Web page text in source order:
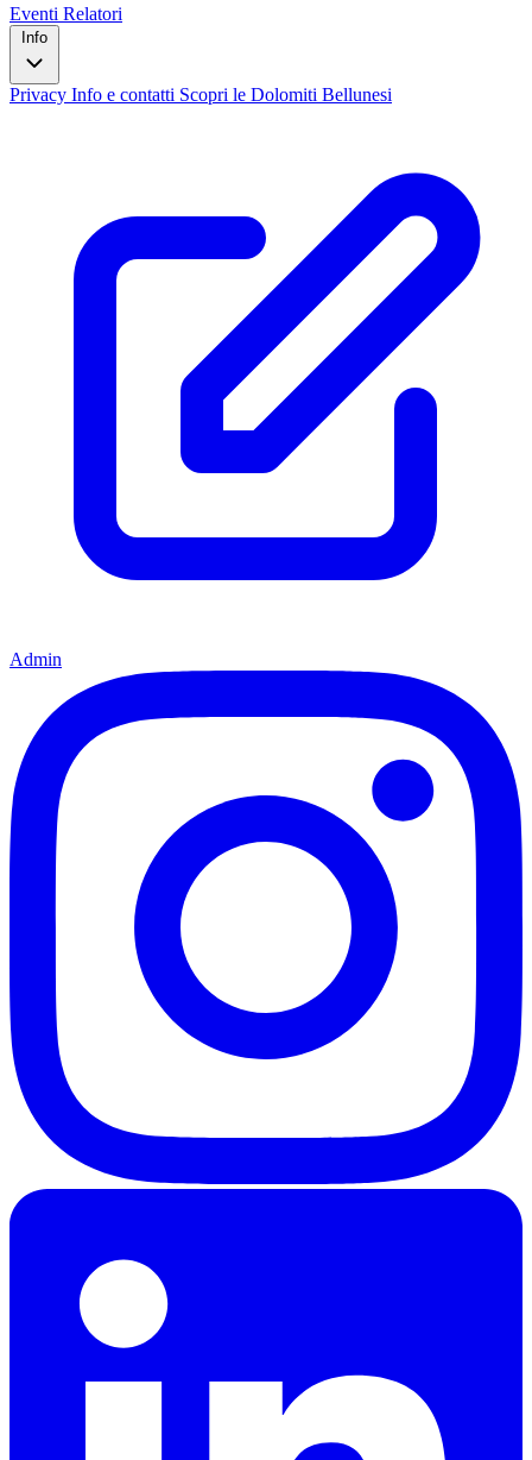
Eventi Relatori
Info
Privacy Info e contatti Scopri le Dolomiti Bellunesi
Admin